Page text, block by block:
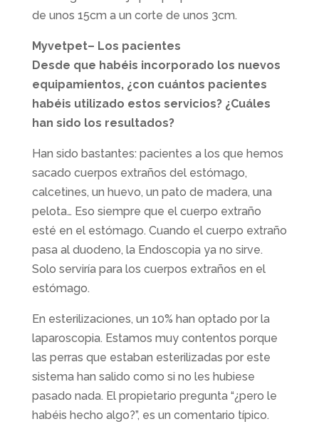
de unos 15cm a un corte de unos 3cm.
Myvetpet– Los pacientes
Desde que habéis incorporado los nuevos
equipamientos, ¿con cuántos pacientes
habéis utilizado estos servicios? ¿Cuáles
han sido los resultados?
Han sido bastantes: pacientes a los que hemos
sacado cuerpos extraños del estómago,
calcetines, un huevo, un pato de madera, una
pelota… Eso siempre que el cuerpo extraño
esté en el estómago. Cuando el cuerpo extraño
pasa al duodeno, la Endoscopia ya no sirve.
Solo serviría para los cuerpos extraños en el
estómago.
En esterilizaciones, un 10% han optado por la
laparoscopia. Estamos muy contentos porque
las perras que estaban esterilizadas por este
sistema han salido como si no les hubiese
pasado nada. El propietario pregunta “¿pero le
habéis hecho algo?”, es un comentario típico.